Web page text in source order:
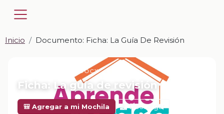
Inicio Documento: Ficha: La Guía De Revisión
📎 DOCUMENTO · DOCX
Ficha: La guía de revisión
🎒 Agregar a mi Mochila Descargar